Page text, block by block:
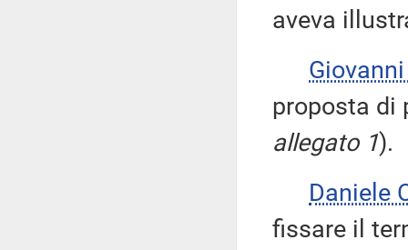
aveva
proposta di
allegato 1).
Daniele
fissare il